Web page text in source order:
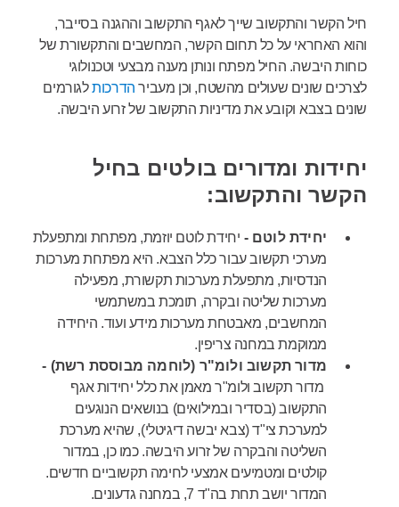
חיל הקשר והתקשוב שייך לאגף התקשוב וההגנה בסייבר,
והוא האחראי על כל תחום הקשר, המחשבים והתקשורת של
כוחות היבשה. החיל מפתח ונותן מענה מבצעי וטכנולוגי
לצרכים שונים שעולים מהשטח, וכן מעביר הדרכותלגורמים
שונים בצבא וקובע את מדיניות התקשוב של זרוע היבשה.
יחידות ומדורים בולטים בחיל
הקשר והתקשוב:
יחידת לוטם - יחידת לוטם יוזמת, מפתחת ומתפעלת
מערכי תקשוב עבור כלל הצבא. היא מפתחת מערכות
הנדסיות, מתפעלת מערכות תקשורת, מפעילה
מערכות שליטה ובקרה, תומכת במשתמשי
המחשבים, מאבטחת מערכות מידע ועוד. היחידה
ממוקמת במחנה צריפין.
מדור תקשוב ולומ"ר (לוחמה מבוססת רשת) -
מדור תקשוב ולומ"ר מאמן את כלל יחידות אגף
התקשוב (בסדיר ובמילואים) בנושאים הנוגעים
למערכת צי"ד (צבא יבשה דיגיטלי), שהיא מערכת
השליטה והבקרה של זרוע היבשה. כמו כן, במדור
קולטים ומטמיעים אמצעי לחימה תקשוביים חדשים.
המדור יושב תחת בה"ד 7, במחנה גדעונים.